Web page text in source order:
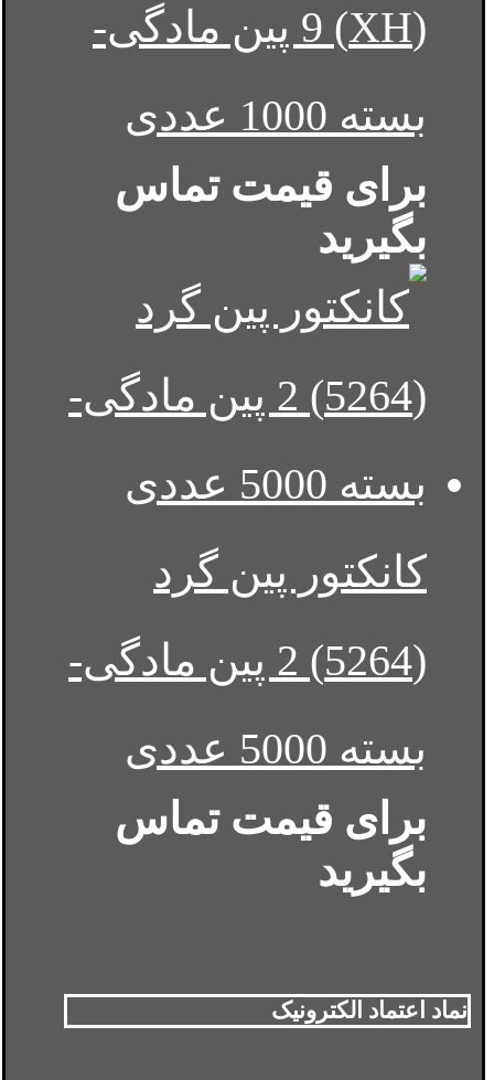
(XH) 9 پین مادگی-
بسته 1000 عددی
برای قیمت تماس
بگیرید
کانکتور پین گرد
(5264) 2 پین مادگی-
بسته 5000 عددی
برای قیمت تماس
بگیرید
نماد اعتماد الکترونیک